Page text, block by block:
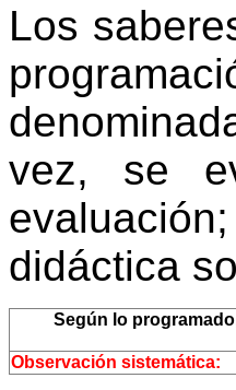
Los
vez, se
didáctica
Según lo
Observación sistemática: